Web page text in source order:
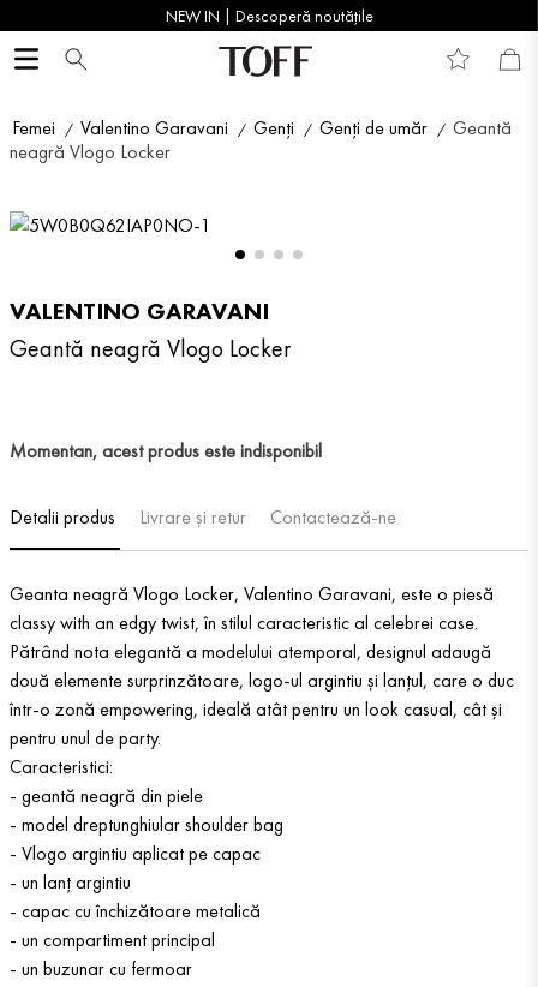
NEW IN | Descoperă noutățile
Femei Valentino Garavani Genți Genți de umăr
Geantă
neagră Vlogo Locker
VALENTINO GARAVANI
Geantă neagră Vlogo Locker
Momentan, acest produs este indisponibil
Detalii produs Livrare și retur Contactează-ne
Geanta neagră Vlogo Locker, Valentino Garavani, este o piesă
classy with an edgy twist, în stilul caracteristic al celebrei case.
Pătrând nota elegantă a modelului atemporal, designul adaugă
două elemente surprinzătoare, logo-ul argintiu și lanțul, care o duc
într-o zonă empowering, ideală atât pentru un look casual, cât și
pentru unul de party.
Caracteristici:
- geantă neagră din piele
- model dreptunghiular shoulder bag
- Vlogo argintiu aplicat pe capac
- un lanț argintiu
- capac cu închizătoare metalică
- un compartiment principal
- un buzunar cu fermoar